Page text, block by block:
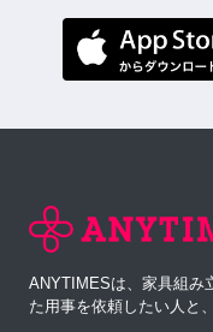
ANYTIMESは、家具組み
た用事を依頼したい人と